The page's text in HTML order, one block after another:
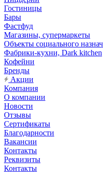
Гостиницы
Бары
Фастфуд
Магазины, супермаркеты
Объекты социального
Фабрики-кухни, Dark kitchen
Кофейни
Бренды
Акции
Компания
О компании
Новости
Отзывы
Сертификаты
Благодарности
Вакансии
Контакты
Реквизиты
Контакты